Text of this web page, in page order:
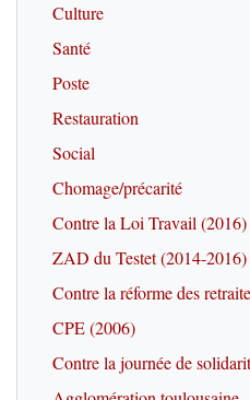
Culture
Santé
Poste
Restauration
Social
Chomage/précarité
Contre la Loi Travail (2016)
ZAD du Testet (2014-2016)
Contre la réforme des
CPE (2006)
Contre la journée de